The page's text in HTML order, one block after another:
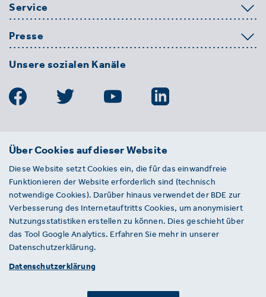
Service
Presse
Unsere sozialen Kanäle
BDE
Entsorgungs-, Wasser- und
Kreislaufwirtschaft e. V.
Von-der-Heydt-Straße 2
D 10785 Berlin
Sie haben einen Fehler auf unserer Website
gefunden? Ihnen ist ein defekter Link
aufgefallen? Wir freuen uns über Ihren
Über Cookies auf dieser Website
Diese Website setzt Cookies ein, die für das einwandfreie
Funktionieren der Website erforderlich sind (technisch
notwendige Cookies). Darüber hinaus verwendet der BDE zur
Verbesserung des Internetauftritts Cookies, um anonymisiert
Nutzungsstatistiken erstellen zu können. Dies geschieht über
das Tool Google Analytics. Erfahren Sie mehr in unserer
Datenschutzerklärung.
Datenschutzerklärung